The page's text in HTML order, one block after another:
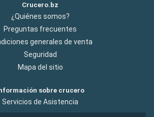
Crucero.bz
¿Quiénes somos?
Preguntas frecuentes
generales de venta
Seguridad
Mapa del sitio
sobre crucero
Servicios de Asistencia